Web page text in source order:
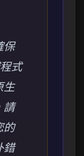
保
式
生
請
的
錯